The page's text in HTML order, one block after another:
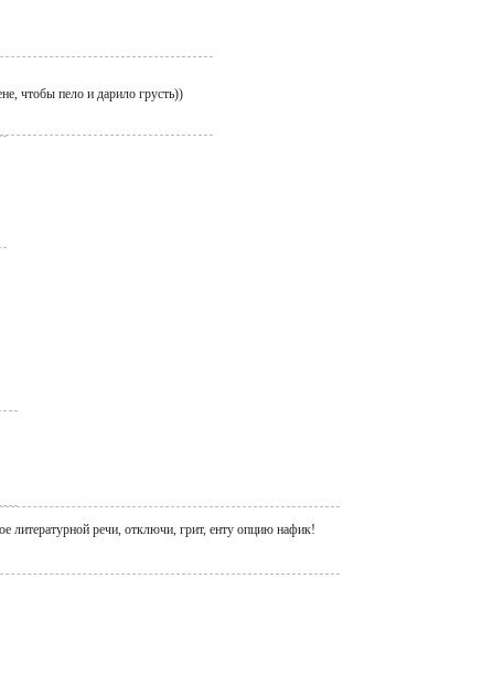
чтобы пело и дарило грусть))
литературной речи, отключи, грит, енту опцию нафик!